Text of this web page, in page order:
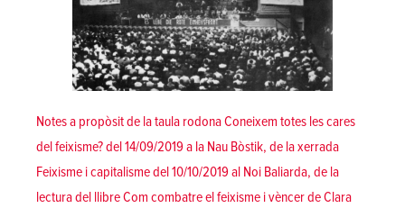
Notes a propòsit de la taula rodona Coneixem totes les cares
del feixisme? del 14/09/2019 a la Nau Bòstik, de la xerrada
Feixisme i capitalisme del 10/10/2019 al Noi Baliarda, de la
lectura del llibre Com combatre el feixisme i vèncer de Clara